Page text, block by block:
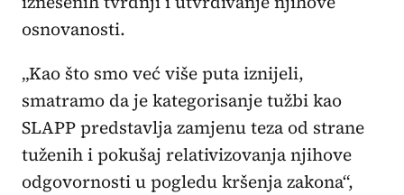
osnovanosti.
„Kao što smo već više puta iznijeli,
smatramo da je kategorisanje tužbi kao
SLAPP predstavlja zamjenu teza od strane
tuženih i pokušaj relativizovanja njihove
odgovornosti u pogledu kršenja zakona“,